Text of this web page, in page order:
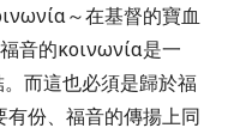
～在基督的寶血
音的κοινωνία是一
而這也必須是歸於福
有份、福音的傳揚上同